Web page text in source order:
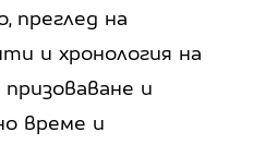
преглед на
и хронология на
и
време и